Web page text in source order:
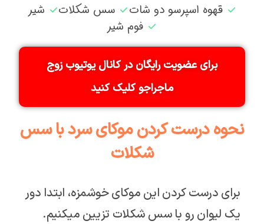
قهوه اسپرسو دو شات سس شکلات
شیر
فوم شیر
برای عضویت رایگان در کانال یوتیوب زوج
ماجراجو کلیک کنید
نحوه درست کردن موکای سرد با سس
شکلات
برای درست کردن این موکای خوشمزه، ابتدا دور
یک لیوان رو با سس شکلات تزیین میکنیم.